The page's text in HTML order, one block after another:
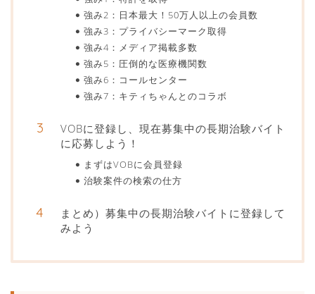
強み2：日本最大！50万人以上の会員数
強み3：プライバシーマーク取得
強み4：メディア掲載多数
強み5：圧倒的な医療機関数
強み6：コールセンター
強み7：キティちゃんとのコラボ
VOBに登録し、現在募集中の長期治験バイト
に応募しよう！
まずはVOBに会員登録
治験案件の検索の仕方
まとめ）募集中の長期治験バイトに登録して
みよう